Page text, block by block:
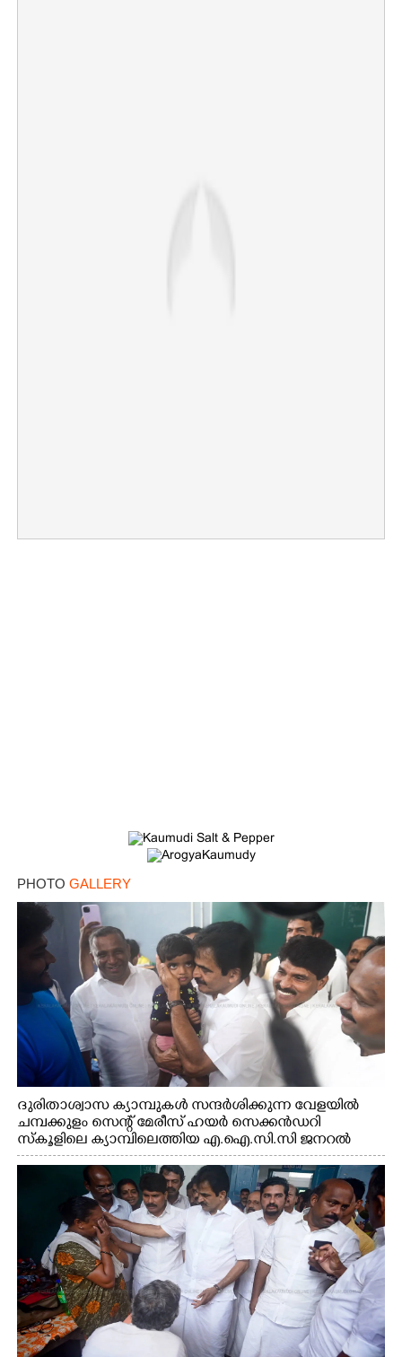
PHOTO GALLERY
ദുരിതാശ്വാസ ക്യാമ്പുകൾ സന്ദർശിക്കുന്ന വേളയിൽ
ചമ്പക്കുളം സെന്റ് മേരീസ് ഹയർ സെക്കൻഡറി
സ്കൂളിലെ ക്യാമ്പിലെത്തിയ എ.ഐ.സി.സി ജനറൽ
സെക്രട്ടറി കെ.സി വേണുഗോപാൽ എം.പി കുരുന്നിനെ
എടുത്ത് ലാളിച്ചപ്പോൾ. സഹകരണ-എക്സൈസ്
വകുപ്പ് മന്ത്രി എം. ലിജു, കൃഷിവകുപ്പ് മന്ത്രി ടി. സിദ്ദിഖ്,
റെജി ചെറിയാൻ എം. എൽ. എ എന്നിവർ സമീപം